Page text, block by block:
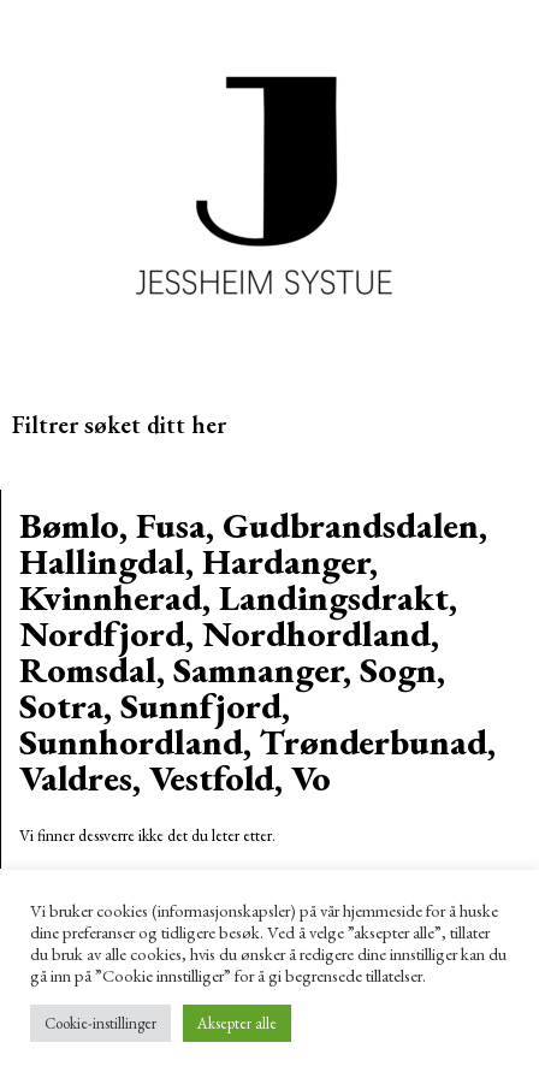
Filtrer søket ditt her
Bømlo, Fusa, Gudbrandsdalen,
Hallingdal, Hardanger,
Kvinnherad, Landingsdrakt,
Nordfjord, Nordhordland,
Romsdal, Samnanger, Sogn,
Sotra, Sunnfjord,
Sunnhordland, Trønderbunad,
Valdres, Vestfold, Vo
Vi finner dessverre ikke det du leter etter.
Vi bruker cookies (informasjonskapsler) på vår hjemmeside for å huske
dine preferanser og tidligere besøk. Ved å velge ”aksepter alle”, tillater
du bruk av alle cookies, hvis du ønsker å redigere dine innstilliger kan du
gå inn på ”Cookie innstilliger” for å gi begrensede tillatelser.
Cookie-instillinger Aksepter alle